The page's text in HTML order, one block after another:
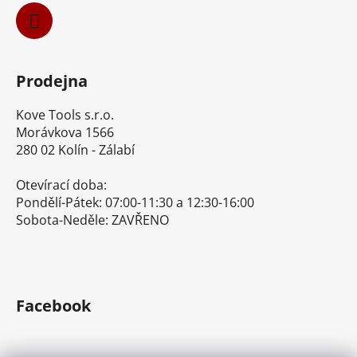
Prodejna
Kove Tools s.r.o.
Morávkova 1566
280 02 Kolín - Zálabí
Otevírací doba:
Pondělí-Pátek: 07:00-11:30 a 12:30-16:00
Sobota-Neděle: ZAVŘENO
Facebook